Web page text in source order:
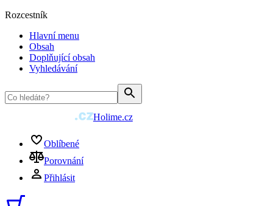
Rozcestník
Hlavní menu
Obsah
Doplňující obsah
Vyhledávání
Holime.cz
Oblíbené
Porovnání
Přihlásit